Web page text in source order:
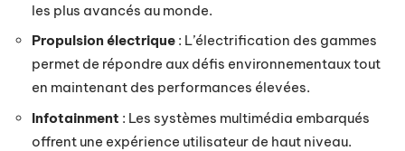
les plus avancés au monde.
Propulsion électrique : L’électrification des gammes
permet de répondre aux défis environnementaux tout
en maintenant des performances élevées.
Infotainment : Les systèmes multimédia embarqués
offrent une expérience utilisateur de haut niveau.